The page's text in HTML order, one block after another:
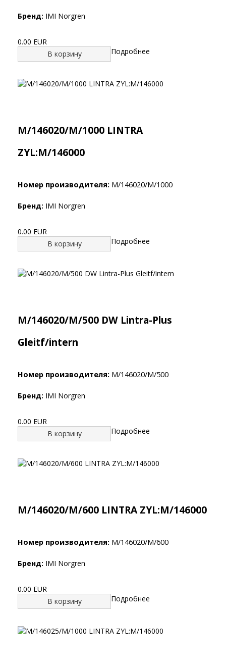
Бренд: IMI Norgren
0.00 EUR
В корзину
Подробнее
M/146020/M/1000 LINTRA
ZYL:M/146000
Номер производителя: M/146020/M/1000
Бренд: IMI Norgren
0.00 EUR
В корзину
Подробнее
M/146020/M/500 DW Lintra-Plus
Gleitf/intern
Номер производителя: M/146020/M/500
Бренд: IMI Norgren
0.00 EUR
В корзину
Подробнее
M/146020/M/600 LINTRA ZYL:M/146000
Номер производителя: M/146020/M/600
Бренд: IMI Norgren
0.00 EUR
В корзину
Подробнее